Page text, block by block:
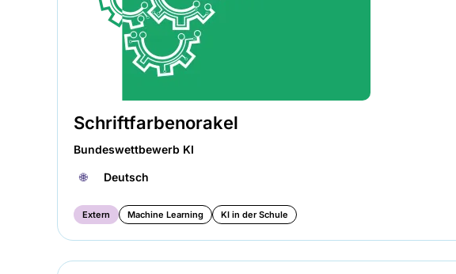
Schriftfarbenorakel
Bundeswettbewerb KI
🌐︎ Deutsch
Extern Machine Learning KI in der Schule